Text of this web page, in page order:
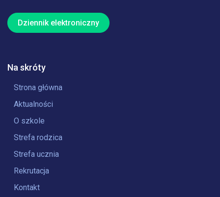
Dziennik elektroniczny
Na skróty
Strona główna
Aktualności
O szkole
Strefa rodzica
Strefa ucznia
Rekrutacja
Kontakt